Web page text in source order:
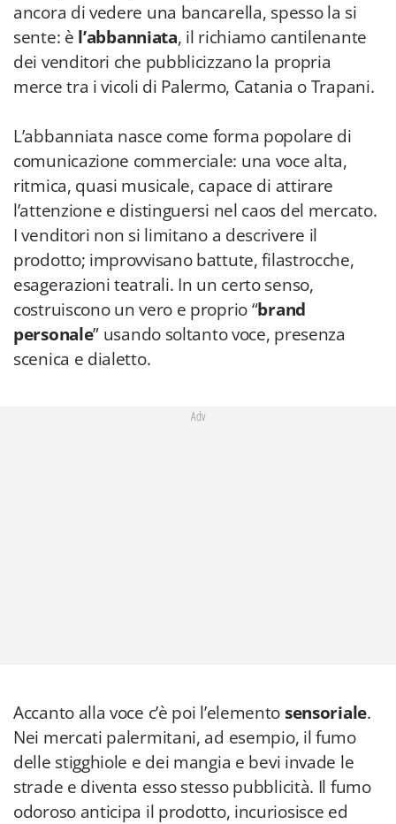
ancora di vedere una bancarella, spesso la si
sente: è l’abbanniata, il richiamo cantilenante
dei venditori che pubblicizzano la propria
merce tra i vicoli di Palermo, Catania o Trapani.
L’abbanniata nasce come forma popolare di
comunicazione commerciale: una voce alta,
ritmica, quasi musicale, capace di attirare
l’attenzione e distinguersi nel caos del mercato.
I venditori non si limitano a descrivere il
prodotto; improvvisano battute, filastrocche,
esagerazioni teatrali. In un certo senso,
costruiscono un vero e proprio “brand
personale” usando soltanto voce, presenza
scenica e dialetto.
Adv
Accanto alla voce c’è poi l’elementosensoriale.
Nei mercati palermitani, ad esempio, il fumo
delle stigghiole e dei mangia e bevi invade le
strade e diventa esso stesso pubblicità. Il fumo
odoroso anticipa il prodotto, incuriosisce ed